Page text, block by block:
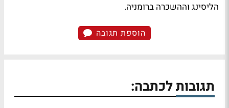
הליסינג וההשכרה ברומניה.
הוספת תגובה
תגובות לכתבה: